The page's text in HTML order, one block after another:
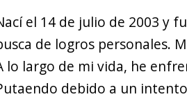
el 14 de julio de 2003 y
de logros personales.
lo largo de mi vida, he
debido a un